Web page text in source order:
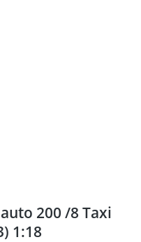
200 /8 Taxi
1:18